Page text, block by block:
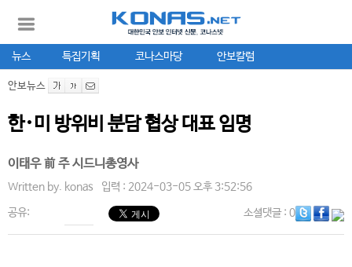
뉴스 특집기획 코나스마당 안보칼럼
안보뉴스
한･미 방위비 분담 협상 대표 임명
이태우 前 주 시드니총영사
Written by. konas 입력 : 2024-03-05 오후 3:52:56
공유: 소셜댓글: 0